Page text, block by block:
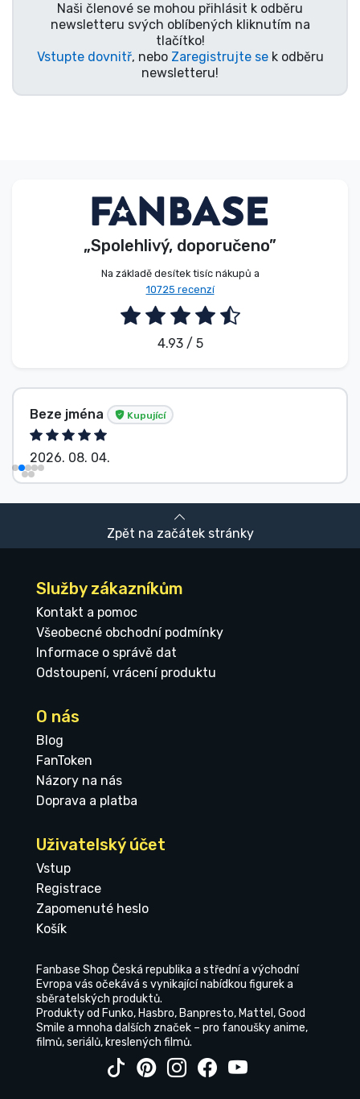
Naši členové se mohou přihlásit k odběru
newsletteru svých oblíbených kliknutím na
tlačítko!
Vstupte dovnitř, nebo Zaregistrujte sek odběru
newsletteru!
„Spolehlivý, doporučeno”
Na základě desítek tisíc nákupů a
10725 recenzí
4.93 / 5
Beze jména Kupující
2026. 08. 04.
Zpět na začátek stránky
Služby zákazníkům
Kontakt a pomoc
Všeobecné obchodní podmínky
Informace o správě dat
Odstoupení, vrácení produktu
O nás
Blog
FanToken
Názory na nás
Doprava a platba
Uživatelský účet
Vstup
Registrace
Zapomenuté heslo
Košík
Fanbase Shop Česká republika a střední a východní
Evropa vás očekává s vynikající nabídkou figurek a
sběratelských produktů.
Produkty od Funko, Hasbro, Banpresto, Mattel, Good
Smile a mnoha dalších značek – pro fanoušky anime,
filmů, seriálů, kreslených filmů.